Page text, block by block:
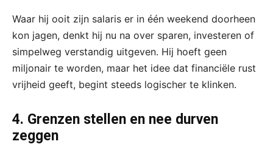
Waar hij ooit zijn salaris er in één weekend doorheen
kon jagen, denkt hij nu na over sparen, investeren of
simpelweg verstandig uitgeven. Hij hoeft geen
miljonair te worden, maar het idee dat financiële rust
vrijheid geeft, begint steeds logischer te klinken.
4. Grenzen stellen en nee durven
zeggen